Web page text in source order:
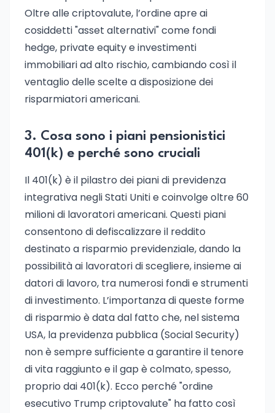
Oltre alle criptovalute, l’ordine apre ai
cosiddetti "asset alternativi" come fondi
hedge, private equity e investimenti
immobiliari ad alto rischio, cambiando così il
ventaglio delle scelte a disposizione dei
risparmiatori americani.
3. Cosa sono i piani pensionistici
401(k) e perché sono cruciali
Il 401(k) è il pilastro dei piani di previdenza
integrativa negli Stati Uniti e coinvolge oltre 60
milioni di lavoratori americani. Questi piani
consentono di defiscalizzare il reddito
destinato a risparmio previdenziale, dando la
possibilità ai lavoratori di scegliere, insieme ai
datori di lavoro, tra numerosi fondi e strumenti
di investimento. L’importanza di queste forme
di risparmio è data dal fatto che, nel sistema
USA, la previdenza pubblica (Social Security)
non è sempre sufficiente a garantire il tenore
di vita raggiunto e il gap è colmato, spesso,
proprio dai 401(k). Ecco perché "ordine
esecutivo Trump criptovalute" ha fatto così